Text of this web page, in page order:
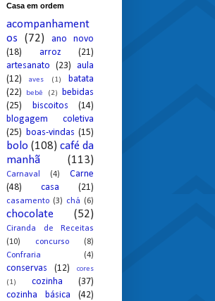
Casa em ordem
acompanhament
os
(72)
ano novo
(18)
arroz
(21)
artesanato (23) aula
(12)
aves (1)
batata
(22)
bebê (2)
bebidas
(25)
biscoitos
(14)
blogagem coletiva
(25) boas-vindas (15)
bolo (108) café da
manhã
(113)
Carnaval (4)
Carne
(48)
casa (21)
casamento (3) chá (6)
chocolate (52)
Ciranda de Receitas
(10)
concurso
(8)
Confraria
(4)
conservas (12)
cores
(1)
cozinha
(37)
cozinha básica
(42)